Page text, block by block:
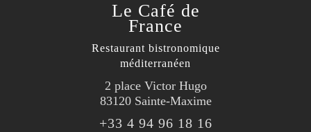
Le Café de
France
Restaurant bistronomique
méditerranéen
2 place Victor Hugo
83120 Sainte-Maxime
+33 4 94 96 18 16